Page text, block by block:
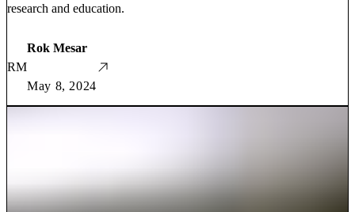
research and education.
RM
Rok Mesar
May 8, 2024